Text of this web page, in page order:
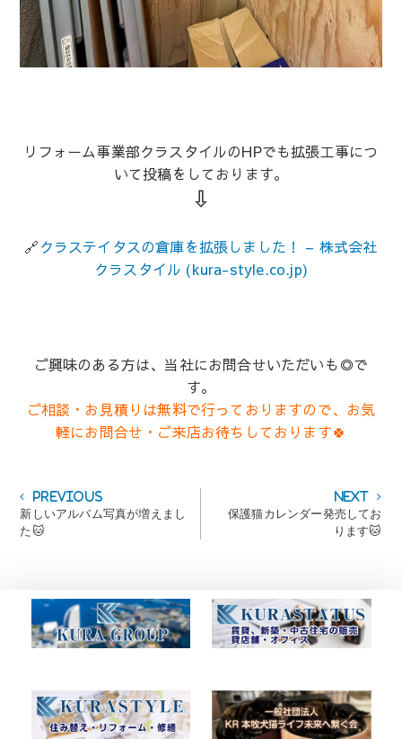
リフォーム事業部クラスタイルのHPでも拡張工事につ
いて投稿をしております。
⇩
🔗クラステイタスの倉庫を拡張しました！ – 株式会社
クラスタイル (kura-style.co.jp)
ご興味のある方は、当社にお問合せいただいも◎で
す。
ご相談・お見積りは無料で行っておりますので、 お気
軽にお問合せ・ご来店お待ちしております🍀
投
稿
ナ
シ
ョ
PreviousPrevious
post:
新しいアルバム写真が増えまし
た🐱
Next
post:
保護猫カレンダー発売してお
ります🐱